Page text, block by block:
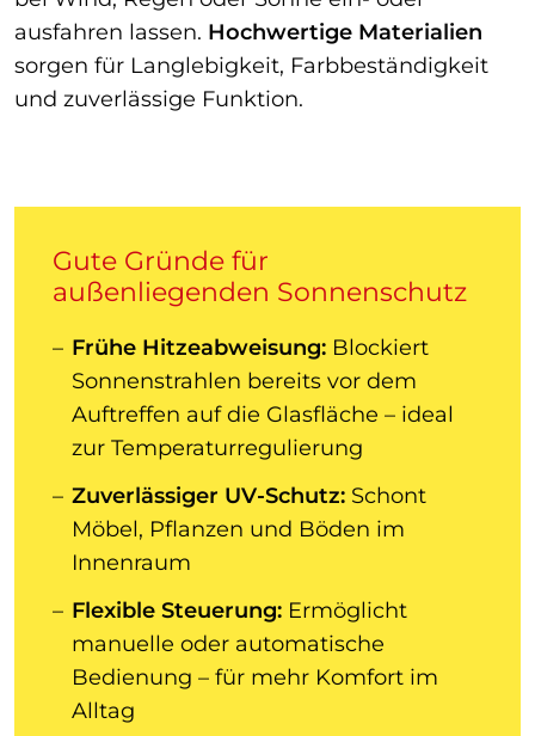
ausfahren lassen. Hochwertige Materialien
sorgen für Langlebigkeit, Farbbeständigkeit
und zuverlässige Funktion.
Gute Gründe für
außenliegenden Sonnenschutz
Frühe Hitzeabweisung: Blockiert
Sonnenstrahlen bereits vor dem
Auftreffen auf die Glasfläche – ideal
zur Temperaturregulierung
Zuverlässiger UV-Schutz: Schont
Möbel, Pflanzen und Böden im
Innenraum
Flexible Steuerung: Ermöglicht
manuelle oder automatische
Bedienung – für mehr Komfort im
Alltag